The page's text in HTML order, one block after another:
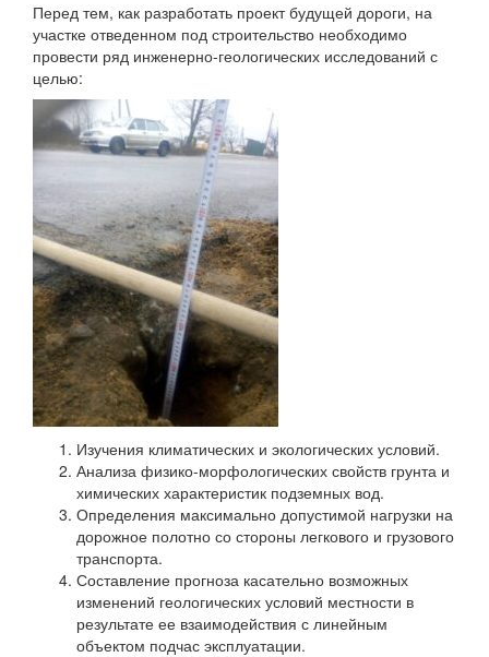
Перед тем, как разработать проект будущей дороги, на
участке отведенном под строительство необходимо
провести ряд инженерно-геологических исследований с
целью:
Изучения климатических и экологических условий.
Анализа физико-морфологических свойств грунта и
химических характеристик подземных вод.
Определения максимально допустимой нагрузки на
дорожное полотно со стороны легкового и грузового
транспорта.
Составление прогноза касательно возможных
изменений геологических условий местности в
результате ее взаимодействия с линейным
объектом подчас эксплуатации.